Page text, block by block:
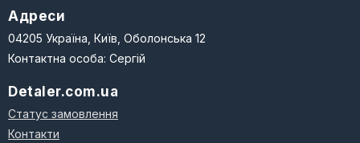
Адреси
04205 Україна, Київ, Оболонська 12
Контактна особа: Сергій
Detaler.com.ua
Статус замовлення
Контакти